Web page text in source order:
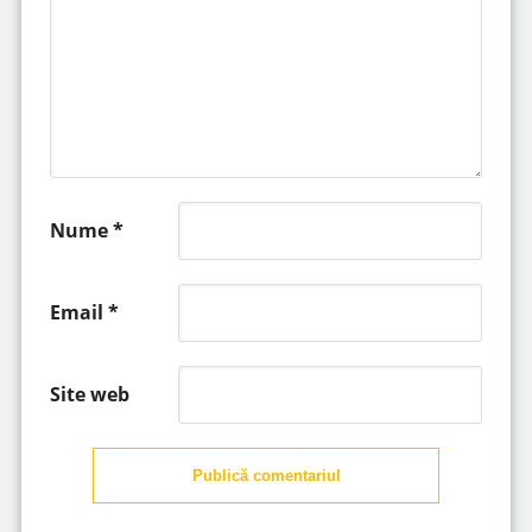
Nume*
Email *
Site web
Publică comentariul